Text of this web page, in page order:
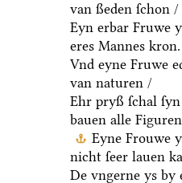
van ßeden ſchon /
Eyn erbar Fruwe
eres Mannes kron.
Vnd eyne Fruwe
van naturen /
Ehr pryß ſchal ſyn
bauen alle
Eyne Frouwe
nicht ſeer lauen
De vngerne ys by